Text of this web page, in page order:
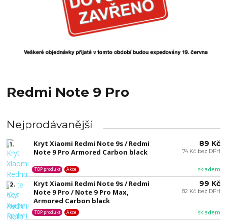
Redmi Note 9 Pro
Nejprodávanější
1.
Kryt Xiaomi Redmi Note 9s / Redmi
Note 9 Pro Armored Carbon black
skladem
TOP produkt Akce
89 Kč
74 Kč bez DPH
2.
Kryt Xiaomi Redmi Note 9s / Redmi
Note 9 Pro / Note 9 Pro Max,
Armored Carbon black
skladem
TOP produkt Akce
99 Kč
82 Kč bez DPH